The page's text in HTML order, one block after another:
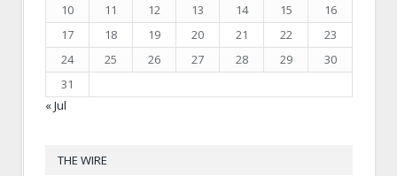
10
11 12 13 14 15
16
17
18 19 20 21 22
23
24
25 26 27 28 29
30
31
« Jul
THE WIRE